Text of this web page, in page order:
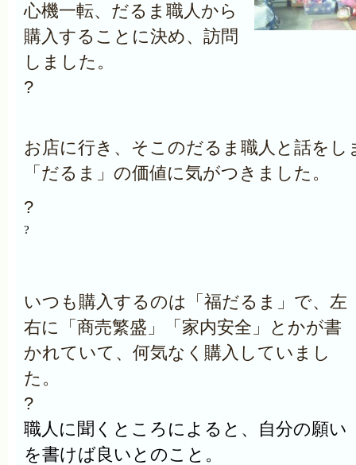
心機一転、だるま職人から
購入することに決め、訪問
しました。
?
お店に行き、そこのだるま職人と話をし
「だるま」の価値に気がつきました。
?
?
いつも購入するのは「福だるま」で、左
右に「商売繁盛」「家内安全」とかが書
かれていて、何気なく購入していまし
た。
?
職人に聞くところによると、自分の願い
を書けば良いとのこと。